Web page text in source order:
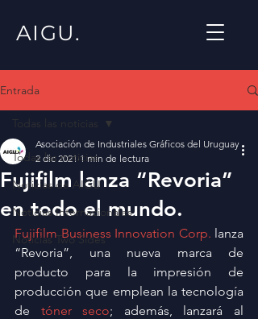
AIGU.
Entrada
Todas las noticias
Noticias de AIGU
Noticias Internacionales
Noticias Two Sides
Todas las noticias
Fujifilm lanza “Revoria”
en todo el mundo.
Asociación de Industriales Gráficos del Uruguay
2 dic 2021 1 min de lectura
Fujifilm Business Innovation Corp. lanza
“Revoria”, una nueva marca de
producto para la impresión de
producción que emplean la tecnología
de tóner seco; además, lanzará al